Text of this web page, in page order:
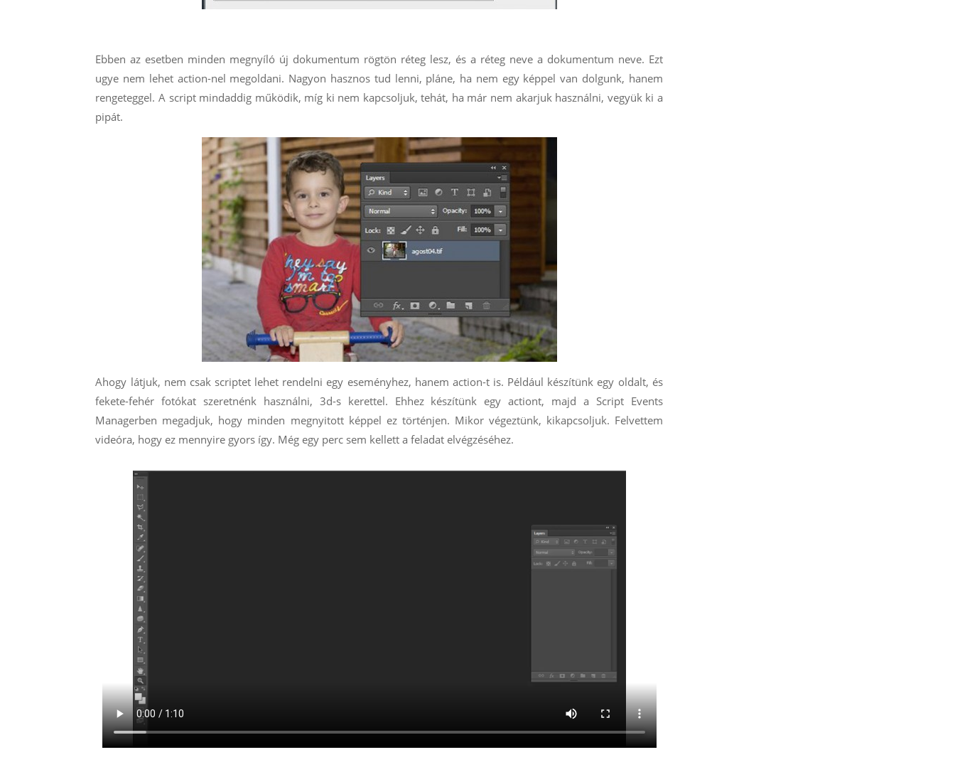
Ebben az esetben minden megnyíló új dokumentum rögtön réteg lesz, és a réteg neve a dokumentum neve. Ezt
ugye nem lehet action-nel megoldani. Nagyon hasznos tud lenni, pláne, ha nem egy képpel van dolgunk, hanem
rengeteggel. A script mindaddig működik, míg ki nem kapcsoljuk, tehát, ha már nem akarjuk használni, vegyük ki a
pipát.
Ahogy látjuk, nem csak scriptet lehet rendelni egy eseményhez, hanem action-t is. Például készítünk egy oldalt, és
fekete-fehér fotókat szeretnénk használni, 3d-s kerettel. Ehhez készítünk egy actiont, majd a Script Events
Managerben megadjuk, hogy minden megnyitott képpel ez történjen. Mikor végeztünk, kikapcsoljuk. Felvettem
videóra, hogy ez mennyire gyors így. Még egy perc sem kellett a feladat elvégzéséhez.